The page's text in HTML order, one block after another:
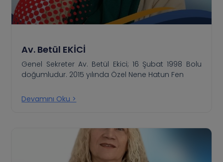
Av. Betül EKİCİ
Genel Sekreter Av. Betül Ekici; 16 Şubat 1998 Bolu
doğumludur. 2015 yılında Özel Nene Hatun Fen
Devamını Oku >